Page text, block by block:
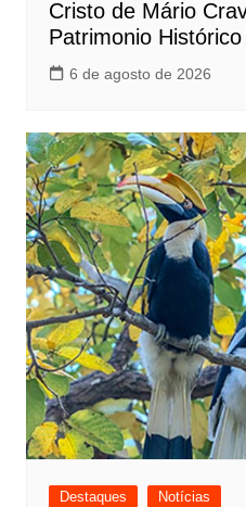
Cristo de Mário
Patrimonio Histórico
6 de agosto de 2026
Destaques Notícias